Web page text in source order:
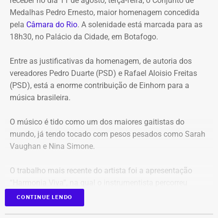
estão:
Mudança brusca na estratégia de investimento: a
20% logo na primeira reunião da nova gestão,
desrespeitando os estudos técnicos e pareceres da
consultoria financeira contratada, que desaconselhavam
o investimento de longo prazo.
previdenciários por 10 anos em uma instituição que
possuía rating B+ (grau especulativo com alto risco de
inadimplência), violando princípios de segurança e
Alteração regimental retroativa: a gestão do Itaprevi
exigência de que instituições financeiras recebedoras de
recursos tivessem rating mínimo A.
Medalhas Pedro Ernesto, maior homenagem concedida
pela Câmara do Rio. A solenidade está marcada para as
18h30, no Palácio da Cidade, em Botafogo.
Entre as justificativas da homenagem, de autoria dos
vereadores Pedro Duarte (PSD) e Rafael Aloisio Freitas
(PSD), está a enorme contribuição de Einhorn para a
música brasileira.
O músico é tido como um dos maiores gaitistas do
mundo, já tendo tocado com pesos pesados como Sarah
Vaughan e Nina Simone.
O trabalho mais recente do artista foi a apresentação
diversas unidades pelo Sesc na cidade do Rio.
CONTINUE LENDO